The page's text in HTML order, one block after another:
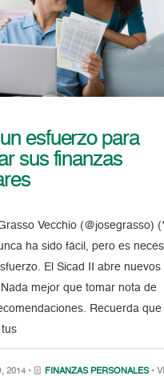
esfuerzo para
sus finanzas
Vecchio (@josegrasso)
ha sido fácil, pero es
El Sicad II abre nuevos
mejor que tomar nota de
Recuerda que
2014 • FINANZAS PERSONALES •